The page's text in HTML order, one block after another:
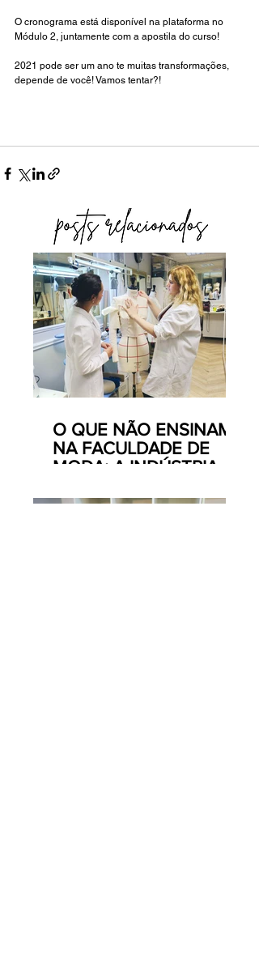
O cronograma está disponível na plataforma no
Módulo 2, juntamente com a apostila do curso!
2021 pode ser um ano te muitas transformações,
depende de você! Vamos tentar?!
O QUE NÃO ENSINAM
NA FACULDADE DE
MODA: A INDÚSTRIA